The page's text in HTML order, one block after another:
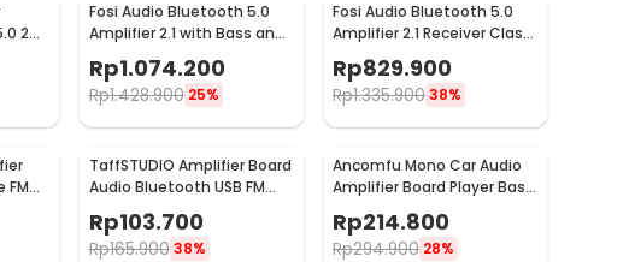
2
Fosi Audio Bluetooth 5.0
Amplifier 2.1 with Bass and
Rp1.074.200
Rp1.428.900 25%
Fosi Audio Bluetooth 5.0
Amplifier 2.1 Receiver Class
D 2x160W - BL20C
Rp829.900
Rp1.335.90038%
FM
TaffSTUDIO Amplifier Board
Audio Bluetooth USB FM
Subwoofer DIY 400W -
D10OK
Rp103.700
Rp165.900 38%
Ancomfu Mono Car Audio
Amplifier Board Player Bass
Subwoofer 12V 600W - FK-
206
Rp214.800
Rp294.900 28%